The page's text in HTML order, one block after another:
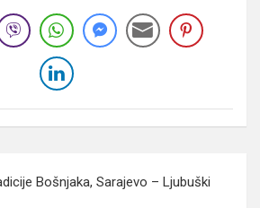
Bošnjaka, Sarajevo – Ljubuški